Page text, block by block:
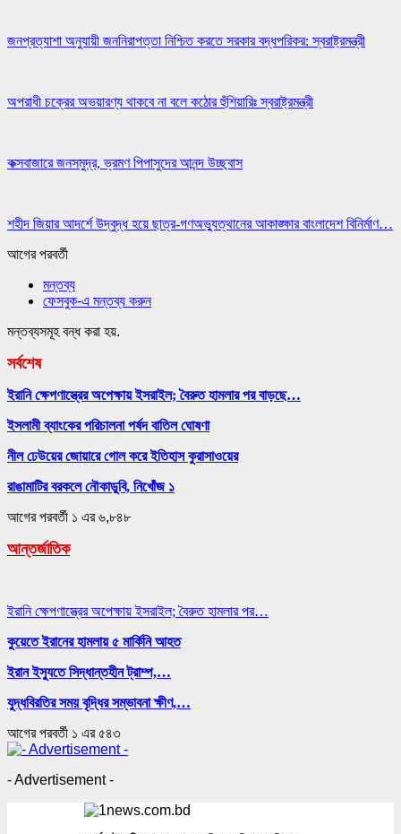
জনপ্রত্যাশা অনুযায়ী জননিরাপত্তা নিশ্চিত করতে সরকার বদ্ধপরিকর: স্বরাষ্ট্রমন্ত্রী
অপরাধী চক্রের অভয়ারণ্য থাকবে না বলে কঠোর হুঁশিয়ারিঃ স্বরাষ্ট্রমন্ত্রী
কক্সবাজারে জনসমুদ্র, ভ্রমণ পিপাসুদের আনন্দ উচ্ছ্বাস
শহীদ জিয়ার আদর্শে উদ্বুদ্ধ হয়ে ছাত্র-গণঅভ্যুত্থানের আকাঙ্ক্ষার বাংলাদেশ বিনির্মাণ…
আগেরপরবর্তী
মন্তব্য
ফেসবুক-এ মন্তব্য করুন
মন্তব্যসমূহ বন্ধ করা হয়.
সর্বশেষ
ইরানি ক্ষেপণাস্ত্রের অপেক্ষায় ইসরাইল; বৈরুত হামলার পর বাড়ছে…
ইসলামী ব্যাংকের পরিচালনা পর্ষদ বাতিল ঘোষণা
নীল ঢেউয়ের জোয়ারে গোল করে ইতিহাস কুরাসাওয়ের
রাঙামাটির বরকলে নৌকাডুবি, নিখোঁজ ১
আগেরপরবর্তী ১ এর ৬,৮৪৮
আন্তর্জাতিক
ইরানি ক্ষেপণাস্ত্রের অপেক্ষায় ইসরাইল; বৈরুত হামলার পর…
কুয়েতে ইরানের হামলায় ৫ মার্কিনি আহত
ইরান ইস্যুতে সিদ্ধান্তহীন ট্রাম্প,…
যুদ্ধবিরতির সময় বৃদ্ধির সম্ভাবনা ক্ষীণ,…
আগেরপরবর্তী ১ এর ৫৪৩
- Advertisement -